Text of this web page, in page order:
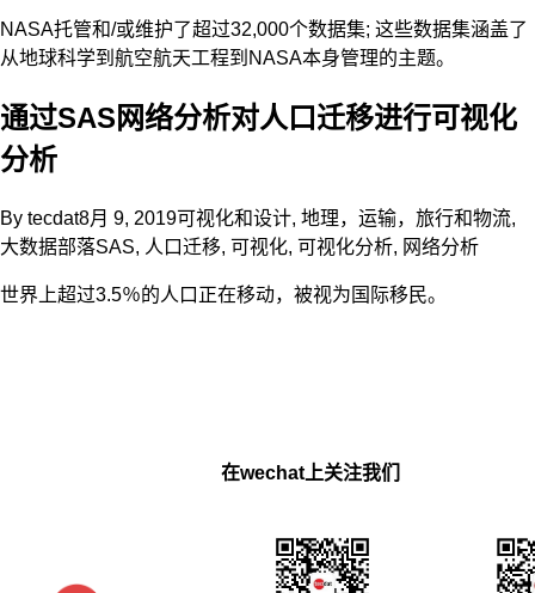
NASA托管和/或维护了超过32,000个数据集; 这些数据集涵盖了
从地球科学到航空航天工程到NASA本身管理的主题。
通过SAS网络分析对人口迁移进行可视化
分析
By tecdat8月 9, 2019可视化和设计, 地理，运输，旅行和物流,
大数据部落SAS, 人口迁移, 可视化, 可视化分析, 网络分析
世界上超过3.5％的人口正在移动，被视为国际移民。
在wechat上关注我们